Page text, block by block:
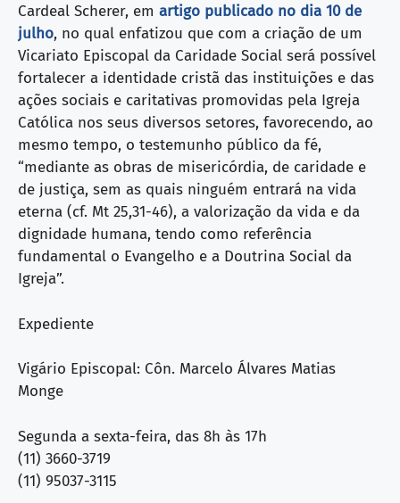
Cardeal Scherer, em artigo publicado no dia 10 de
julho, no qual enfatizou que com a criação de um
Vicariato Episcopal da Caridade Social será possível
fortalecer a identidade cristã das instituições e das
ações sociais e caritativas promovidas pela Igreja
Católica nos seus diversos setores, favorecendo, ao
mesmo tempo, o testemunho público da fé,
“mediante as obras de misericórdia, de caridade e
de justiça, sem as quais ninguém entrará na vida
eterna (cf. Mt 25,31-46), a valorização da vida e da
dignidade humana, tendo como referência
fundamental o Evangelho e a Doutrina Social da
Igreja”.
Expediente
Vigário Episcopal: Côn. Marcelo Álvares Matias
Monge
Segunda a sexta-feira, das 8h às 17h
(11) 3660-3719
(11) 95037-3115